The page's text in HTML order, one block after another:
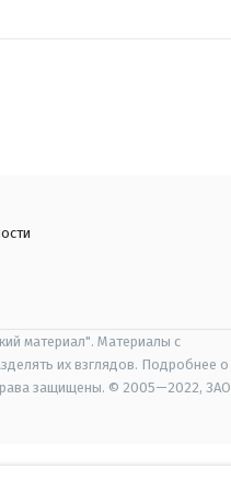
материал". Материалы с
их взглядов. Подробнее о
защищены. © 2005—2022, ЗАО